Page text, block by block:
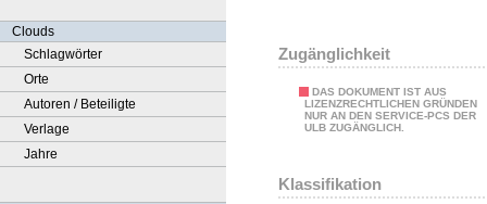
Clouds
Schlagwörter
Orte
Autoren / Beteiligte
Verlage
Jahre
Zugänglichkeit
DAS DOKUMENT IST AUS
LIZENZRECHTLICHEN GRÜNDEN
NUR AN DEN SERVICE-PCS DER
ULB ZUGÄNGLICH.
Klassifikation